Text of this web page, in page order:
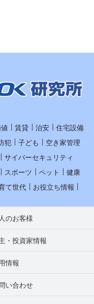
賃貸 治安
住宅設備
犯 子ども
空き家管理
サイバーセキュリティ
スポーツ ペット
健康
て世代 お役立ち情報
のお客様
・投資家情報
い合わせ
情報